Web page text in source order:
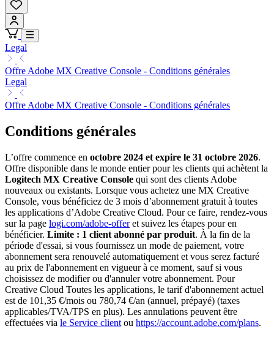
Legal
Offre Adobe MX Creative Console - Conditions générales
Legal
Offre Adobe MX Creative Console - Conditions générales
Conditions générales
L’offre commence en octobre 2024 et expire le 31 octobre 2026.
Offre disponible dans le monde entier pour les clients qui achètent la
Logitech MX Creative Console qui sont des clients Adobe
nouveaux ou existants. Lorsque vous achetez une MX Creative
Console, vous bénéficiez de 3 mois d’abonnement gratuit à toutes
les applications d’Adobe Creative Cloud. Pour ce faire, rendez-vous
sur la page logi.com/adobe-offeret suivez les étapes pour en
bénéficier. Limite : 1 client abonné par produit. À la fin de la
période d'essai, si vous fournissez un mode de paiement, votre
abonnement sera renouvelé automatiquement et vous serez facturé
au prix de l'abonnement en vigueur à ce moment, sauf si vous
choisissez de modifier ou d'annuler votre abonnement. Pour
Creative Cloud Toutes les applications, le tarif d'abonnement actuel
est de 101,35 €/mois ou 780,74 €/an (annuel, prépayé) (taxes
applicables/TVA/TPS en plus). Les annulations peuvent être
effectuées via le Service client ou https://account.adobe.com/plans.